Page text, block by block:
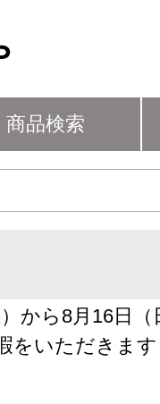
商品検索
から8月16日
をいただきます